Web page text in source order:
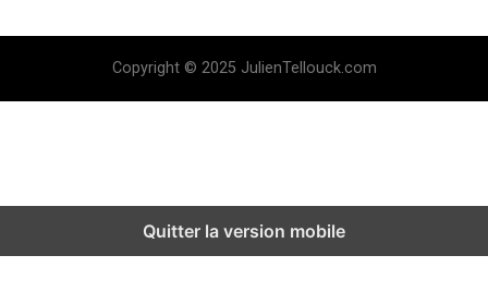
Copyright © 2025 JulienTellouck.com
Quitter la version mobile